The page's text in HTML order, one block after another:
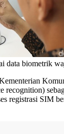
data biometrik
registrasi SIM